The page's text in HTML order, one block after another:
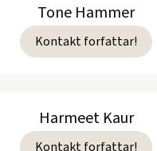
Tone Hammer
Kontakt forfattar!
Harmeet Kaur
Kontakt forfattar!